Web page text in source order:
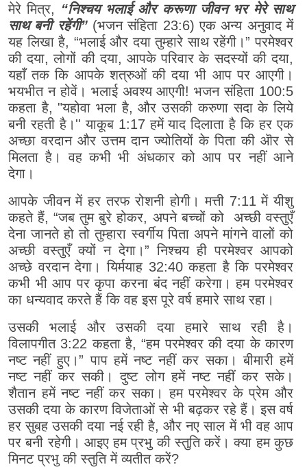
मेरे मित्र, “निश्चय भलाई और करूणा जीवन भर मेरे साथ
साथ बनी रहेंगी”(भजन संहिता 23:6) एक अन्य अनुवाद में
यह लिखा है, “भलाई और दया तुम्हारे साथ रहेंगी।” परमेश्वर
की दया, लोगों की दया, आपके परिवार के सदस्यों की दया,
यहाँ तक कि आपके शत्रुओं की दया भी आप पर आएगी।
भयभीत न होवें। भलाई अवश्य आएगी! भजन संहिता 100:5
कहता है, "यहोवा भला है, और उसकी करुणा सदा के लिये
बनी रहती है।'' याकूब 1:17 हमें याद दिलाता है कि हर एक
अच्छा वरदान और उत्तम दान ज्योतियों के पिता की ऒर से
मिलता है। वह कभी भी अंधकार को आप पर नहीं आने
देगा।
आपके जीवन में हर तरफ रोशनी होगी। मत्ती 7:11 में यीशु
कहते हैं, “जब तुम बुरे होकर, अपने बच्चों को अच्छी वस्तुएँ
देना जानते हो तो तुम्हारा स्वर्गीय पिता अपने मांगने वालों को
अच्छी वस्तुएँ क्यों न देगा।” निश्चय ही परमेश्वर आपको
अच्छे वरदान देगा। यिर्मयाह 32:40 कहता है कि परमेश्वर
कभी भी आप पर कृपा करना बंद नहीं करेगा। हम परमेश्वर
का धन्यवाद करते हैं कि वह इस पूरे वर्ष हमारे साथ रहा।
उसकी भलाई और उसकी दया हमारे साथ रही है।
विलापगीत 3:22 कहता है, “हम परमेश्वर की दया के कारण
नष्ट नहीं हुए।” पाप हमें नष्ट नहीं कर सका। बीमारी हमें
नष्ट नहीं कर सकी। दुष्ट लोग हमें नष्ट नहीं कर सके।
शैतान हमें नष्ट नहीं कर सका। हम परमेश्वर के प्रेम और
उसकी दया के कारण विजेताओं से भी बढ़कर रहे हैं। इस वर्ष
हर सुबह उसकी दया नई रही है, और नए साल में भी वह आप
पर बनी रहेगी। आइए हम प्रभु की स्तुति करें। क्या हम कुछ
मिनट प्रभु की स्तुति में व्यतीत करें?